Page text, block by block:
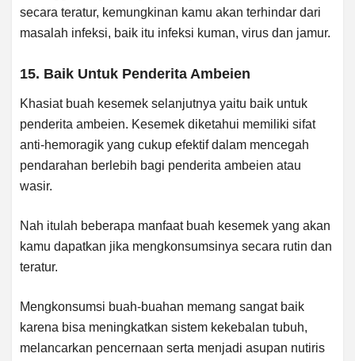
secara teratur, kemungkinan kamu akan terhindar dari
masalah infeksi, baik itu infeksi kuman, virus dan jamur.
15. Baik Untuk Penderita Ambeien
Khasiat buah kesemek selanjutnya yaitu baik untuk
penderita ambeien. Kesemek diketahui memiliki sifat
anti-hemoragik yang cukup efektif dalam mencegah
pendarahan berlebih bagi penderita ambeien atau
wasir.
Nah itulah beberapa manfaat buah kesemek yang akan
kamu dapatkan jika mengkonsumsinya secara rutin dan
teratur.
Mengkonsumsi buah-buahan memang sangat baik
karena bisa meningkatkan sistem kekebalan tubuh,
melancarkan pencernaan serta menjadi asupan nutiris